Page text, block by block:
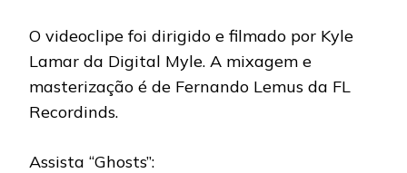
O videoclipe foi dirigido e filmado por Kyle
Lamar da Digital Myle. A mixagem e
masterização é de Fernando Lemus da FL
Recordinds.
Assista “Ghosts”: